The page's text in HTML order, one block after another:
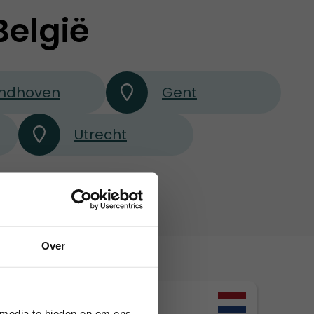
Over
Gent
Utrecht
sep 19:00 - 21:00
definitief.